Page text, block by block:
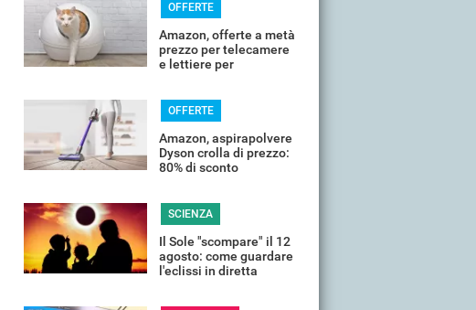
OFFERTE
Amazon, offerte a metà
prezzo per telecamere
e lettiere per
OFFERTE
Amazon, aspirapolvere
Dyson crolla di prezzo:
80% di sconto
SCIENZA
Il Sole "scompare" il 12
agosto: come guardare
l'eclissi in diretta